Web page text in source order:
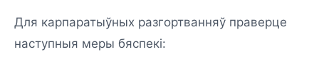
Для карпаратыўных разгортванняў праверце
наступныя меры бяспекі: